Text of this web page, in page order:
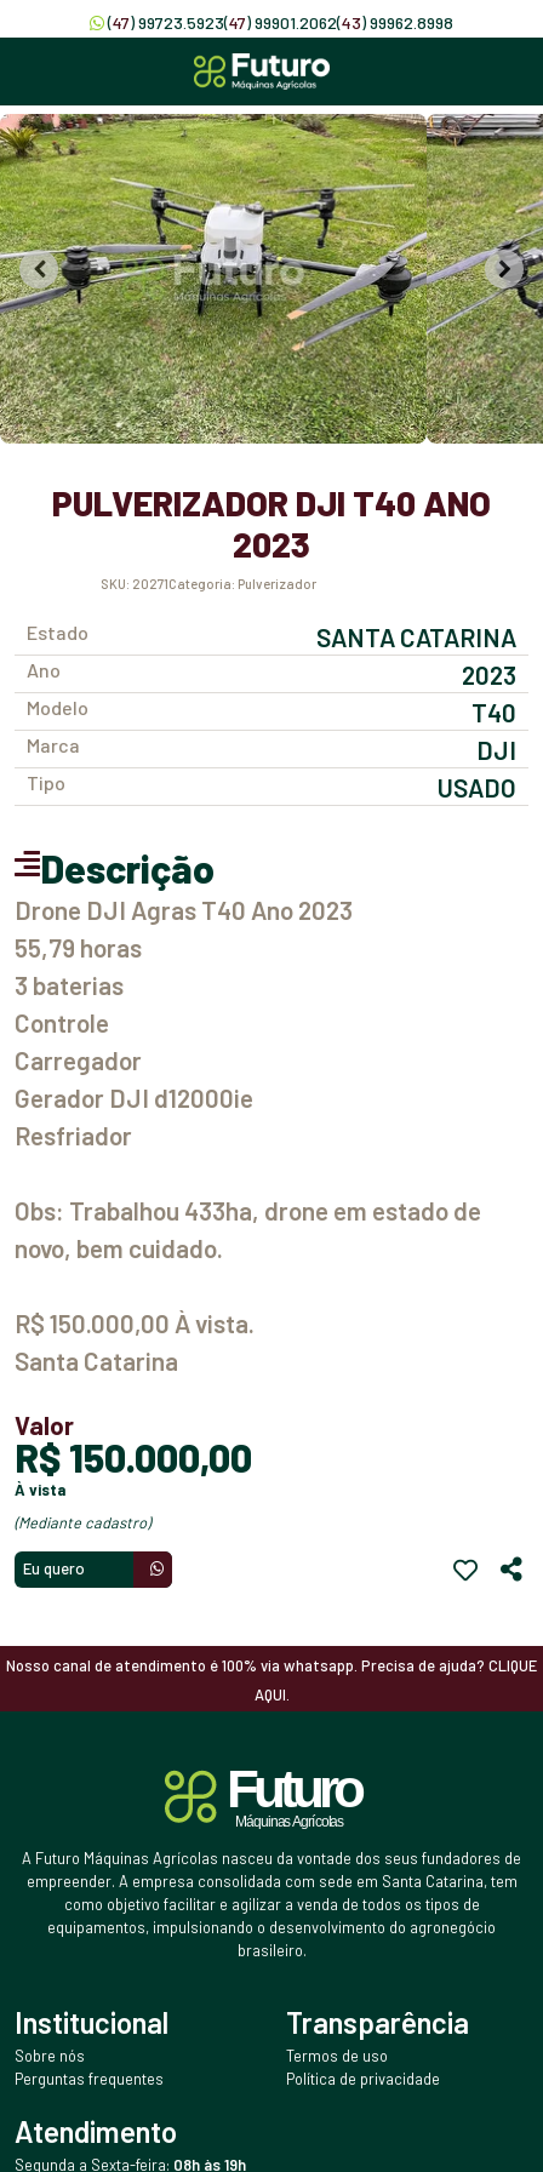
(47) 99723.5923(47) 99901.2062(43) 99962.8998
PULVERIZADOR DJI T40 ANO
2023
SKU: 20271 Categoria: Pulverizador
Estado SANTA CATARINA
Ano 2023
Modelo T40
Marca DJI
Tipo USADO
Descrição
Drone DJI Agras T40 Ano 2023
55,79 horas
3 baterias
Controle
Carregador
Gerador DJI d12000ie
Resfriador
Obs: Trabalhou 433ha, drone em estado de
novo, bem cuidado.
R$ 150.000,00 À vista.
Santa Catarina
Valor
R$ 150.000,00
à vista
(mediante cadastro)
Eu quero
Nosso canal de atendimento é 100% via whatsapp. Precisa de ajuda? CLIQUE
AQUI.
A Futuro Máquinas Agrícolas nasceu da vontade dos seus fundadores de
empreender. A empresa consolidada com sede em Santa Catarina, tem
como objetivo facilitar e agilizar a venda de todos os tipos de
equipamentos, impulsionando o desenvolvimento do agronegócio
brasileiro.
Institucional
Sobre nós
Perguntas frequentes
Transparência
Termos de uso
Política de privacidade
Atendimento
Segunda a Sexta-feira: 08h às 19h